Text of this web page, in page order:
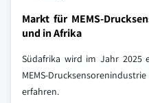
Markt für MEMS-
und in Afrika
Südafrika wird im Jahr 2025
MEMS-
erfahren.